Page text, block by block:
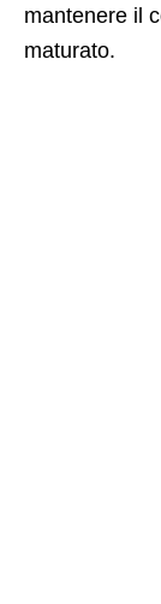
mantenere il
maturato.